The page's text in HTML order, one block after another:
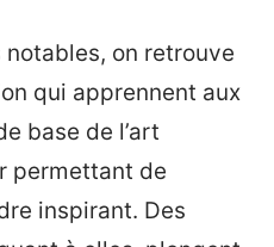
on retrouve
qui apprennent aux
base de l’art
permettant de
inspirant. Des